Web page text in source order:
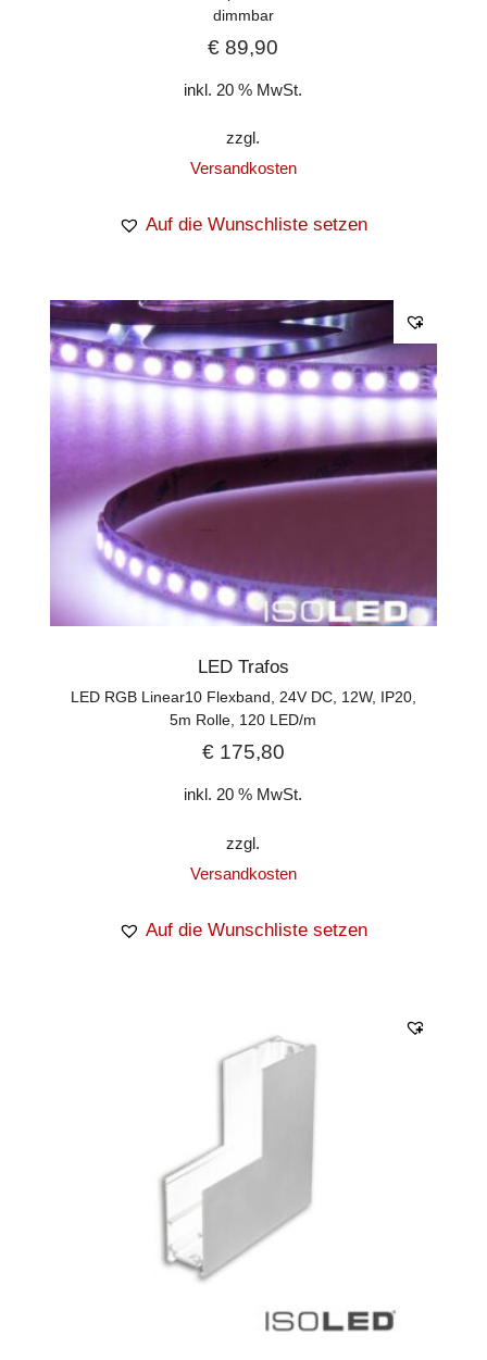
dimmbar
€ 89,90
inkl. 20 % MwSt.
zzgl.
Versandkosten
Auf die Wunschliste setzen
LED Trafos
LED RGB Linear10 Flexband, 24V DC, 12W, IP20,
5m Rolle, 120 LED/m
€175,80
inkl. 20 % MwSt.
zzgl.
Versandkosten
Auf die Wunschliste setzen